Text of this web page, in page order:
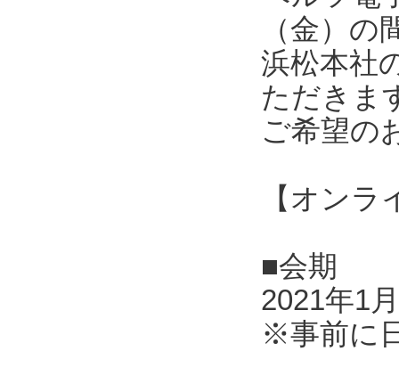
（金）
浜松本社
ただきま
ご希望の
【オン
■会期
2021年1
※事前に